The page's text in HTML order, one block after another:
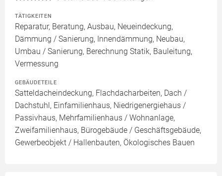
TÄTIGKEITEN
Reparatur, Beratung, Ausbau, Neueindeckung,
Dämmung / Sanierung, Innendämmung, Neubau,
Umbau / Sanierung, Berechnung Statik, Bauleitung,
Vermessung
GEBÄUDETEILE
Satteldacheindeckung, Flachdacharbeiten, Dach /
Dachstuhl, Einfamilienhaus, Niedrigenergiehaus /
Passivhaus, Mehrfamilienhaus / Wohnanlage,
Zweifamilienhaus, Bürogebäude / Geschäftsgebäude,
Gewerbeobjekt / Hallenbauten, Ökologisches Bauen